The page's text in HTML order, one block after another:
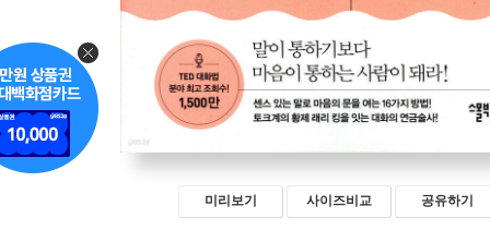
미리보기 사이즈비교 공유하기